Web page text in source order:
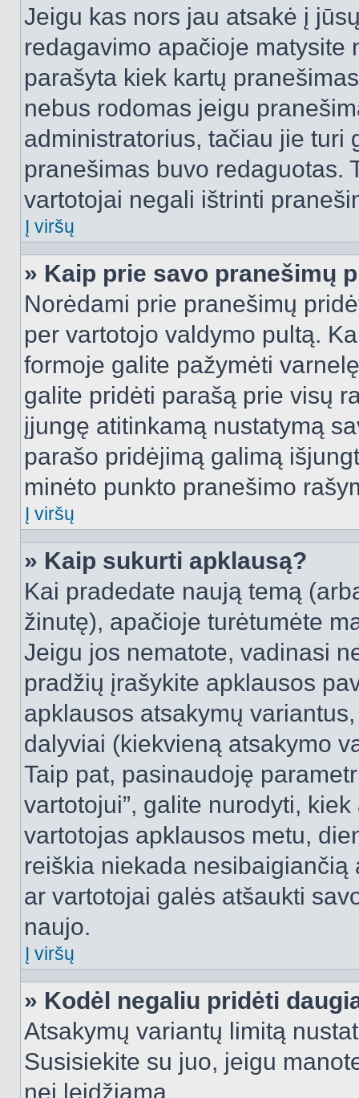
Jeigu kas nors jau atsakė į
redagavimo apačioje matysite
parašyta kiek kartų
nebus rodomas jeigu
administratorius, tačiau jie turi
pranešimas buvo redaguotas.
vartotojai negali ištrinti
Į viršų
» Kaip prie savo pranešimų
Norėdami prie pranešimų
per vartotojo valdymo pultą.
formoje galite pažymėti
galite pridėti parašą prie visų
įjungę atitinkamą nustatymą
parašo pridėjimą galimą
minėto punkto pranešimo
Į viršų
» Kaip sukurti apklausą?
Kai pradedate naują temą
žinutę), apačioje turėtumėte
Jeigu jos nematote, vadinasi
pradžių įrašykite apklausos
apklausos atsakymų
dalyviai (kiekvieną atsakymo
Taip pat, pasinaudoję
vartotojui”, galite nurodyti,
vartotojas apklausos metu,
reiškia niekada
ar vartotojai galės atšaukti
naujo.
Į viršų
» Kodėl negaliu pridėti
Atsakymų variantų limitą
Susisiekite su juo, jeigu
nei leidžiama.